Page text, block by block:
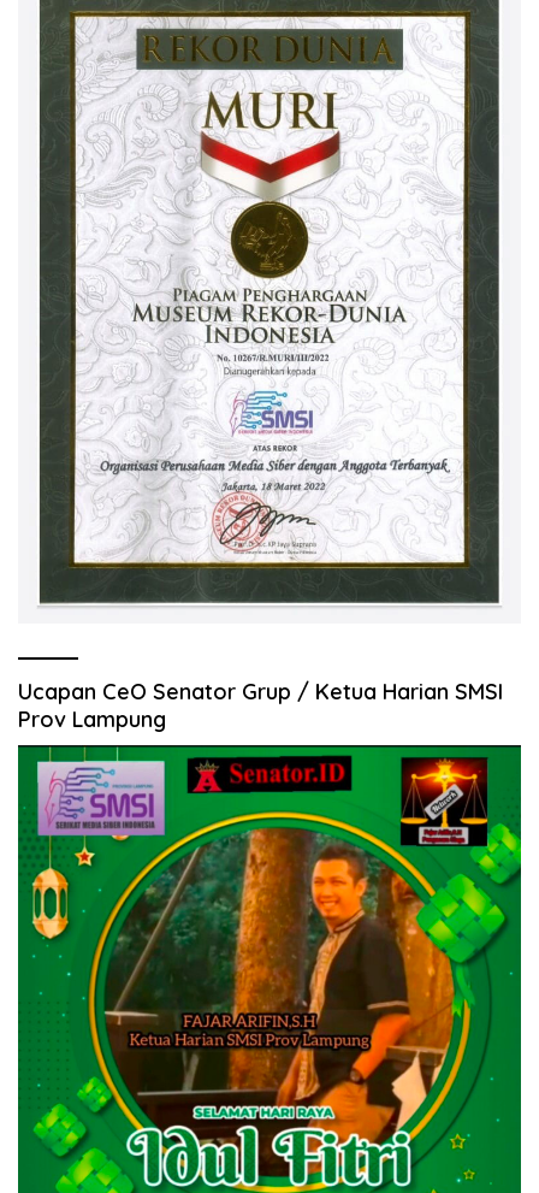
Ucapan CeO Senator Grup / Ketua Harian SMSI
Prov Lampung